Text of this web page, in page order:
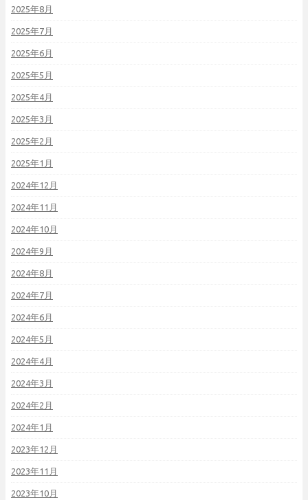
2025年8月
2025年7月
2025年6月
2025年5月
2025年4月
2025年3月
2025年2月
2025年1月
2024年12月
2024年11月
2024年10月
2024年9月
2024年8月
2024年7月
2024年6月
2024年5月
2024年4月
2024年3月
2024年2月
2024年1月
2023年12月
2023年11月
2023年10月